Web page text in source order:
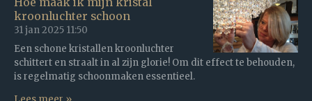
Hoe maak ik mijn kristal
kroonluchter schoon
31 jan 2025 11:50
Een schone kristallen kroonluchter
schittert en straalt in al zijn glorie! Om dit effect te behouden,
is regelmatig schoonmaken essentieel.